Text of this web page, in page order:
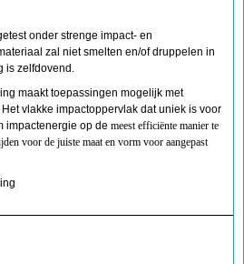
onder strenge impact- en
zal niet smelten en/of druppelen in
is zelfdovend.
maakt toepassingen mogelijk met
vlakke impactoppervlak dat uniek is voor
impactenergie op de meest efficiënte manier te
voor de juiste maat en vorm voor aangepast